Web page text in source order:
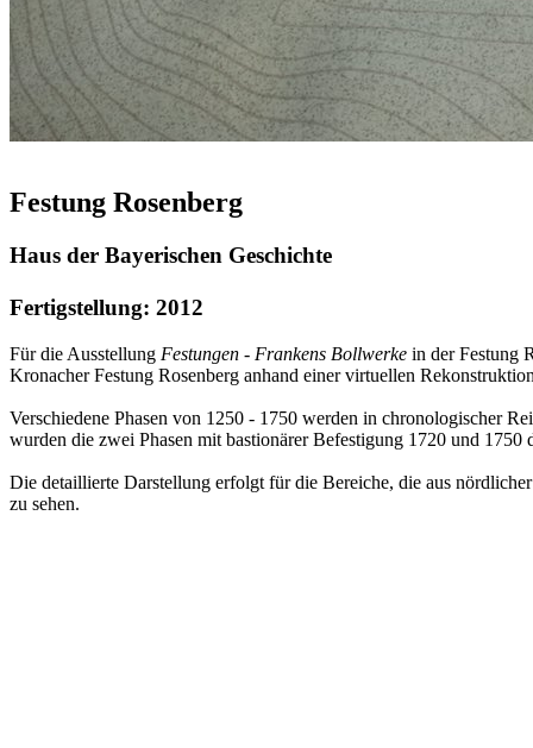
Festung Rosenberg
Haus der Bayerischen Geschichte
Fertigstellung: 2012
Für die Ausstellung Festungen - Frankens Bollwerke in der Festung
Kronacher Festung Rosenberg anhand einer virtuellen
Verschiedene Phasen von 1250 - 1750 werden in chronologischer
wurden die zwei Phasen mit bastionärer Befestigung 1720 und 1750
Die detaillierte Darstellung erfolgt für die Bereiche, die aus
zu sehen.